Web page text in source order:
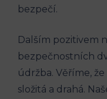
bezpečí.
Dalším pozitivem
bezpečnostních
údržba. Věříme,
složitá a drahá.